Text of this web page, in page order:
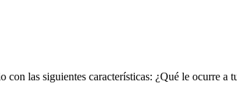
las siguientes características: ¿Qué le ocurre